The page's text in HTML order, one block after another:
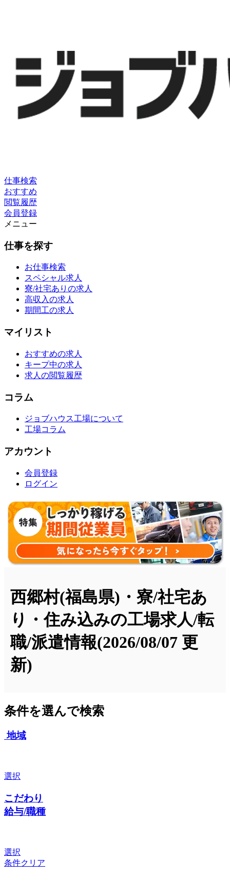
仕事検索
おすすめ
閲覧履歴
会員登録
メニュー
仕事を探す
お仕事検索
スペシャル求人
寮/社宅ありの求人
高収入の求人
期間工の求人
マイリスト
おすすめの求人
キープ中の求人
求人の閲覧履歴
コラム
ジョブハウス工場について
工場コラム
アカウント
会員登録
ログイン
西郷村(福島県)・寮/社宅あ
り・住み込みの工場求人/転
職/派遣情報(2026/08/07 更
新)
条件を選んで検索
地域
選択
こだわり
給与/職種
選択
条件クリア